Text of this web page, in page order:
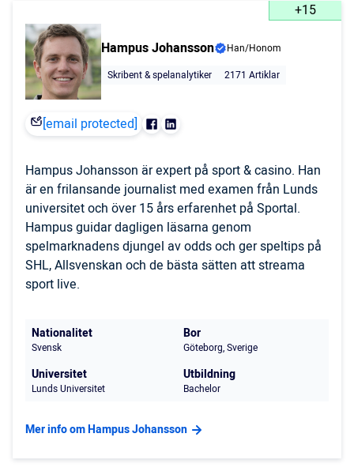
+15
Hampus Johansson
Han/Honom
Skribent & spelanalytiker
2171 Artiklar
[email protected]
Hampus Johansson är expert på sport & casino. Han
är en frilansande journalist med examen från Lunds
universitet och över 15 års erfarenhet på Sportal.
Hampus guidar dagligen läsarna genom
spelmarknadens djungel av odds och ger speltips på
SHL, Allsvenskan och de bästa sätten att streama
sport live.
Nationalitet
Svensk
Bor
Göteborg, Sverige
Universitet
Lunds Universitet
Utbildning
Bachelor
Mer info om Hampus Johansson